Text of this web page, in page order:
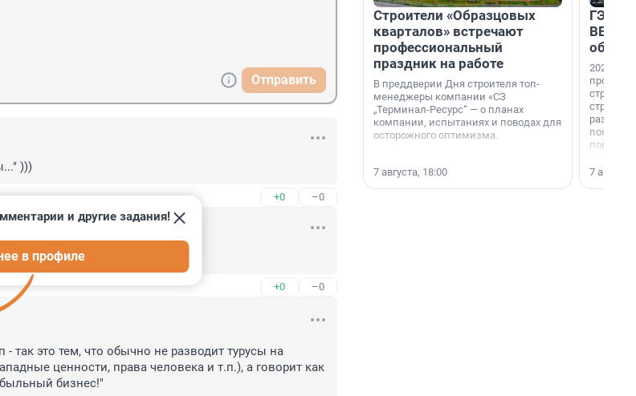
Отправить
)))
+0 –0
эту игру можно играть вдвоем:))
+0 –0
и другие задания!
в профиле
так это тем, что обычно не разводит турусы на
ценности, права человека и т.п.), а говорит как
бизнес!"
Строители «Образцовых
кварталов» встречают
профессиональный
праздник на работе
В преддверии Дня строителя топ-
менеджеры компании «СЗ
„Терминал-Ресурс“ — о планах
компании, испытаниях и поводах для
осторожного оптимизма.
7 августа, 18:00
ГЭС,
ВВП: в
об
2026-й —
раз. В
7